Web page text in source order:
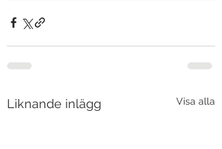
Liknande inlägg Visa alla